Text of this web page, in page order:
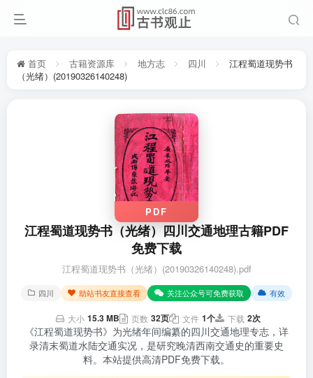
首页 古籍资源库 地方志 四川
江程蜀道现势书
（光绪）(20190326140248)
PDF
江程蜀道现势书（光绪）四川交通地理古籍PDF
免费下载
江程蜀道现势书（光绪）(20190326140248).pdf
四川 助站书友直接查看 关注公众号可免费获取 有效
大小 15.3 MB 页数 32页 文件 1个 下载 2次
《江程蜀道现势书》为光绪年间编纂的四川交通地理专志，详
录清末蜀道水陆交通实况，是研究晚清西南交通史的重要史
料。本站提供高清PDF免费下载。